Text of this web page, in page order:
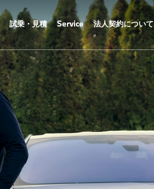
試乗・見積 Service 法人契約について